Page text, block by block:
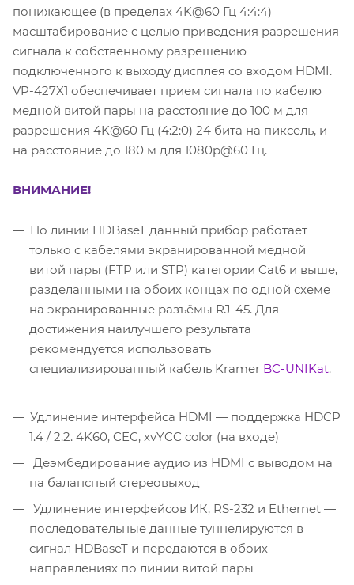
понижающее (в пределах 4K@60 Гц 4:4:4)
масштабирование c целью приведения разрешения
сигнала к собственному разрешению
подключенного к выходу дисплея со входом HDMI.
VP-427X1 обеспечивает прием сигнала по кабелю
медной витой пары на расстояние до 100 м для
разрешения 4K@60 Гц (4:2:0) 24 бита на пиксель, и
на расстояние до 180 м для 1080p@60 Гц.
ВНИМАНИЕ!
По линии HDBaseT данный прибор работает
только с кабелями экранированной медной
витой пары (FTP или STP) категории Cat6 и выше,
разделанными на обоих концах по одной схеме
на экранированные разъёмы RJ-45. Для
достижения наилучшего результата
рекомендуется использовать
специализированный кабель Kramer BC-UNIKat.
Удлинение интерфейса HDMI — поддержка HDCP
1.4 / 2.2. 4K60, CEC, xvYCC color (на входе)
Деэмбедирование аудио из HDMI с выводом на
на балансный стереовыход
Удлинение интерфейсов ИК, RS-232 и Ethernet —
последовательные данные туннелируются в
сигнал HDBaseT и передаются в обоих
направлениях по линии витой пары